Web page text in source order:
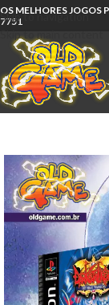
Skip to navigation
Skip to main content
OS MELHORES JOGOS
7751